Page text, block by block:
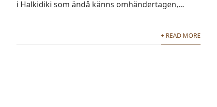
i Halkidiki som ändå känns omhändertagen,...
+ READ MORE